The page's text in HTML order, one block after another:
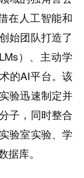
在人工智能和
始团队打造了
）、主动学
的AI平台。该
验迅速制定并
子，同时整合
验室实验、学
库。